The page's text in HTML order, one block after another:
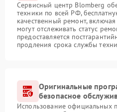
Сервисный центр Blomberg
техники по всей РФ,
качественный ремонт,
могут отслеживать статус
предоставляется
продления срока службы
Оригинальные
безопасное
Использование официальных